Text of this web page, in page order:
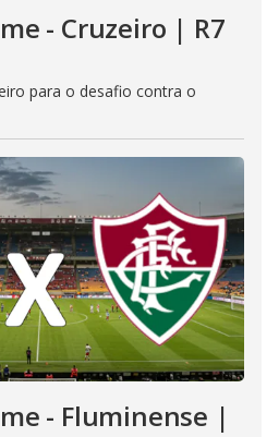
- Cruzeiro | R7
para o desafio contra o
- Fluminense |